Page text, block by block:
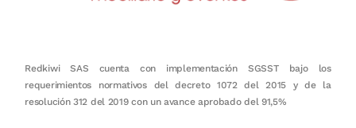
Redkiwi SAS cuenta con implementación SGSST bajo los
requerimientos normativos del decreto 1072 del 2015 y de la
resolución 312 del 2019 con un avance aprobado del 91,5%